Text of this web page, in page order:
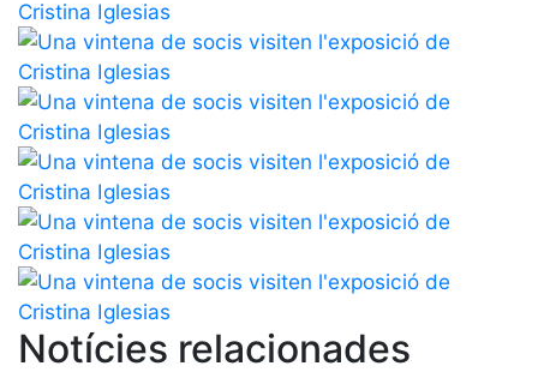
professionals
Competicions
Campionat
Social de
Tennis
Quadres
de Joc
Quadre
d'Honor
Històric
del
Campionat
Social
Notícies relacionades